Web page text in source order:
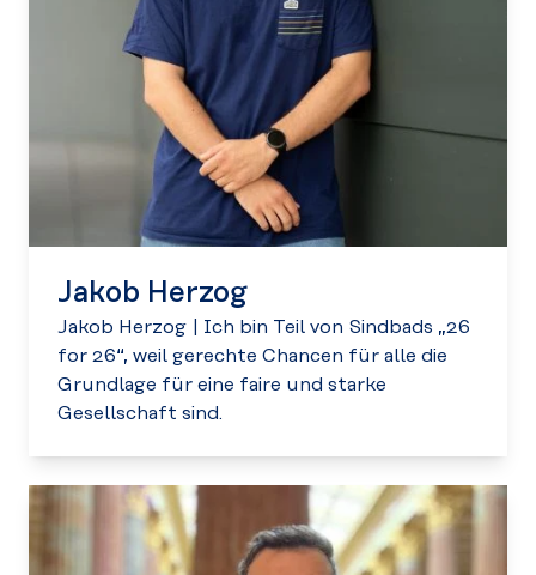
Jakob Herzog
Jakob Herzog
Ich bin Teil von Sindbads „26
for 26“, weil gerechte Chancen für alle die
Grundlage für eine faire und starke
Gesellschaft sind.